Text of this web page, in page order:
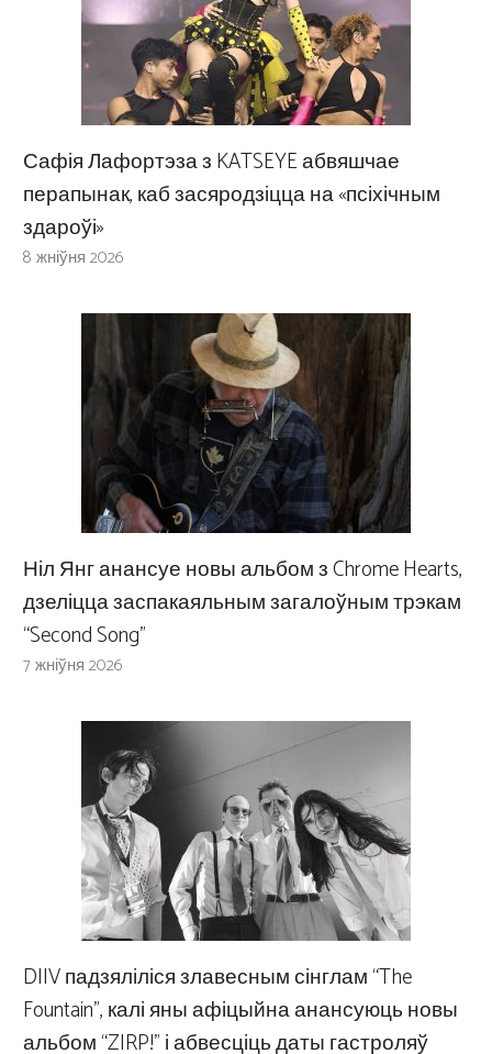
Сафія Лафортэза з KATSEYE абвяшчае
перапынак, каб засяродзіцца на «псіхічным
здароўі»
8 жніўня 2026
Ніл Янг анансуе новы альбом з Chrome Hearts,
дзеліцца заспакаяльным загалоўным трэкам
“Second Song”
7 жніўня 2026
DIIV падзяліліся злавесным сінглам “The
Fountain”, калі яны афіцыйна анансуюць новы
альбом “ZIRP!” і абвесціць даты гастроляў